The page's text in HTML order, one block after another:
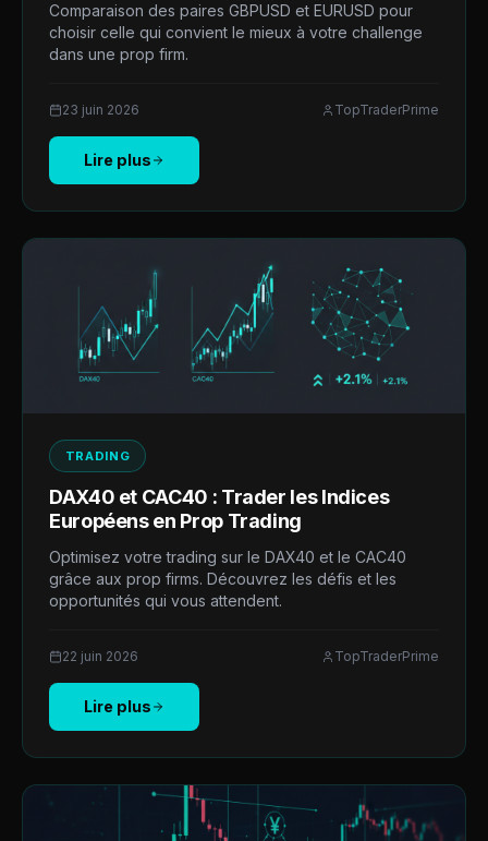
Comparaison des paires GBPUSD et EURUSD pour
choisir celle qui convient le mieux à votre challenge
dans une prop firm.
23 juin 2026 TopTraderPrime
Lire plus
TRADING
DAX40 et CAC40 : Trader les Indices
Européens en Prop Trading
Optimisez votre trading sur le DAX40 et le CAC40
grâce aux prop firms. Découvrez les défis et les
opportunités qui vous attendent.
22 juin 2026 TopTraderPrime
Lire plus